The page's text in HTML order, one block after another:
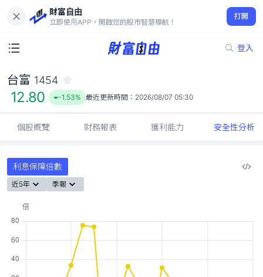
財富自由
立即使用APP，開啟您的股市智慧導航！
打開
登入
12.80
-1.53%
台富 1454
12.80 -1.53% 最近更新時間： 2026/08/07 05:30
個股概覽 財務報表 獲利能力 安全性分析
利息保障倍數
近5年 季報